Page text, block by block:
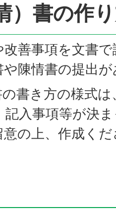
）書の作
善事項を文書
や陳情書の提出
書き方の様式
入事項等が決
の上、作成く